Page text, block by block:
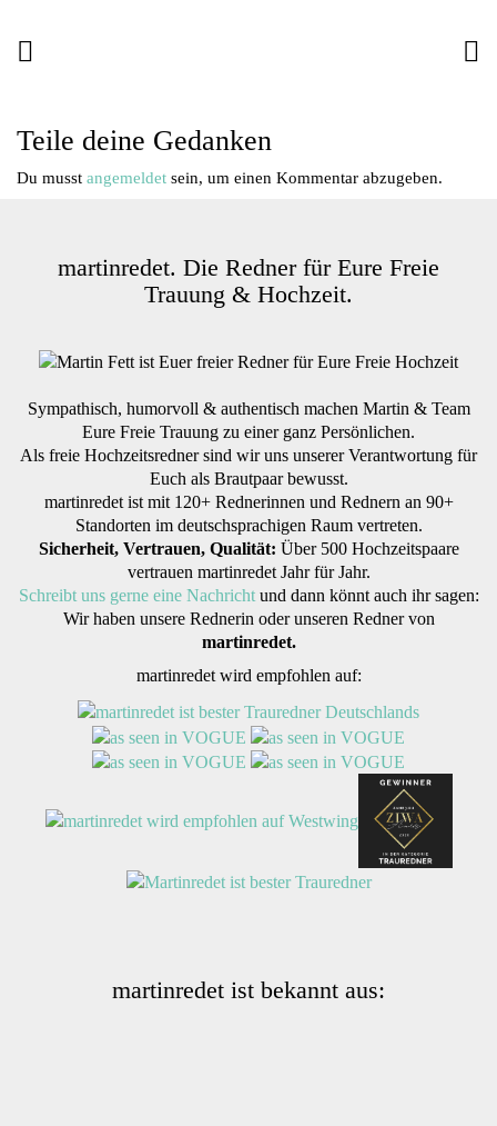
Teile deine Gedanken
Du musst angemeldet sein, um einen Kommentar abzugeben.
martinredet. Die Redner für Eure Freie
Trauung & Hochzeit.
Sympathisch, humorvoll & authentisch machen Martin & Team
Eure Freie Trauung zu einer ganz Persönlichen.
Als freie Hochzeitsredner sind wir uns unserer Verantwortung für
Euch als Brautpaar bewusst.
martinredet ist mit 120+ Rednerinnen und Rednern an 90+
Standorten im deutschsprachigen Raum vertreten.
Sicherheit, Vertrauen, Qualität: Über 500 Hochzeitspaare
vertrauen martinredet Jahr für Jahr.
Schreibt uns gerne eine Nachrichtund dann könnt auch ihr sagen:
Wir haben unsere Rednerin oder unseren Redner von
martinredet.
martinredet wird empfohlen auf:
martinredet ist bekannt aus: